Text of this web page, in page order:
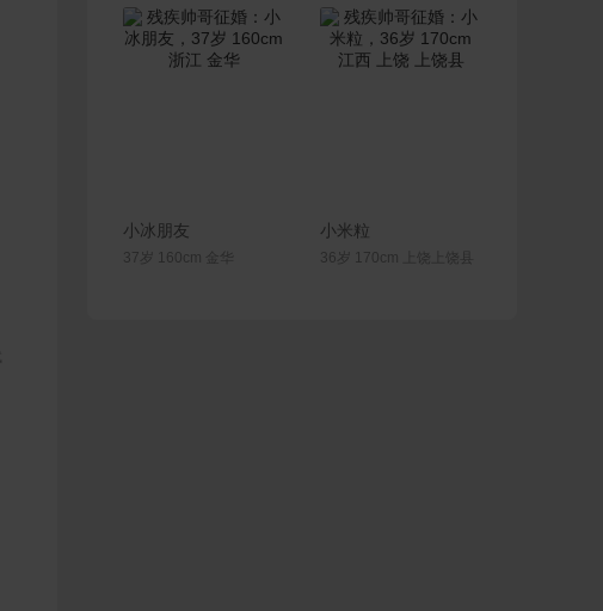
联系Ta
小冰朋友
37岁 160cm 金华
小米粒
36岁 170cm 上饶上饶县